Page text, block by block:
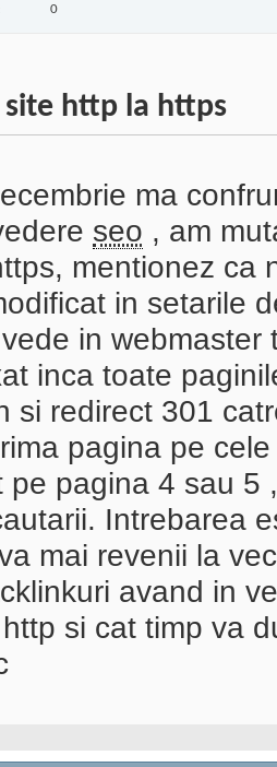
0
http la https
ma
seo , am
mentionez ca
in setarile
in
inca toate
si redirect 301
pagina pe
pe pagina 4 sau 5
Intrebarea
mai revenii la
avand in
si cat timp va